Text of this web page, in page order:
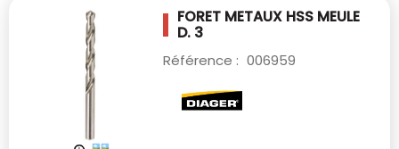
FORET METAUX HSS MEULE
D. 3
Référence : 006959